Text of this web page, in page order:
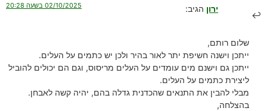
ירון הגיב: 02/10/2025 בשעה 20:28
שלום רותם,
ייתכן וישנה חשיפת יתר לאור בהיר ולכן יש כתמים על העלים.
ייתכן גם וישנם מים עומדים על העלים מריסוס, וגם הם יכולים להוביל
ליצירת כתמים על העלים.
מבלי להבין את התנאים שהכדנית גדלה בהם, יהיה קשה לאבחן.
בהצלחה,